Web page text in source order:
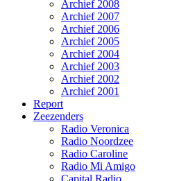
Archief 2008
Archief 2007
Archief 2006
Archief 2005
Archief 2004
Archief 2003
Archief 2002
Archief 2001
Report
Zeezenders
Radio Veronica
Radio Noordzee
Radio Caroline
Radio Mi Amigo
Capital Radio